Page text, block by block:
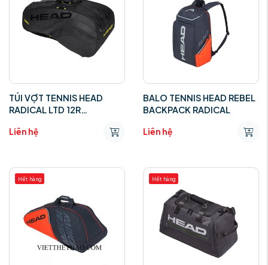
TÚI VỢT TENNIS HEAD
RADICAL LTD 12R
Liên hệ
BALO TENNIS HEAD REBEL
BACKPACK RADICAL
Liên hệ
Hết hàng Hết hàng